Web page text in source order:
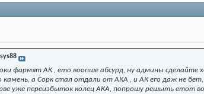
фармят АК , ето воопше абсурд, ну админы сделайте
камень, а Сорк стал отдали от АКА , и АК его даж не
уже переизбыток колец АКА, попрошу решыть етот